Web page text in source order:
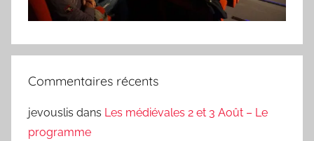
Commentaires récents
jevouslis dans Les médiévales 2 et 3 Août – Le
programme